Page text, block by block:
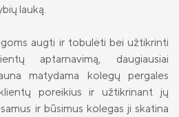
Skaistė Jonaitytė
Vaidotas Kilkus
Žygimantas Petrauskas
Koiro, L. Čekanauskienės ir M.
lauką.
augti ir tobulėti bei užtikrinti
aptarnavimą, daugiausiai
matydama kolegų pergales
poreikius ir užtikrinant jų
ir būsimus kolegas ji skatina